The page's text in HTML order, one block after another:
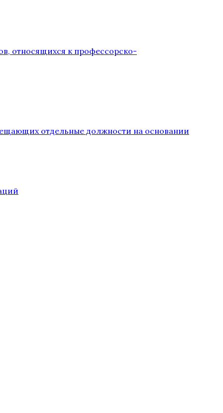
относящихся к профессорско-
отдельные должности на основании